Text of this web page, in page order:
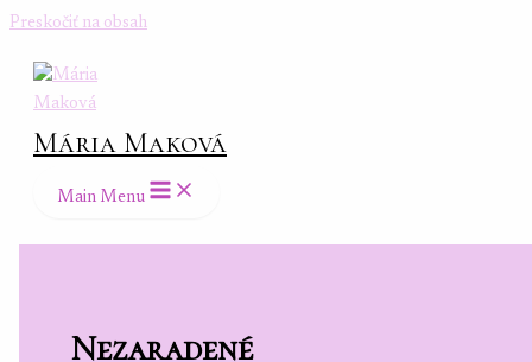
Preskočiť na obsah
Mária Maková
Main Menu
Nezaradené